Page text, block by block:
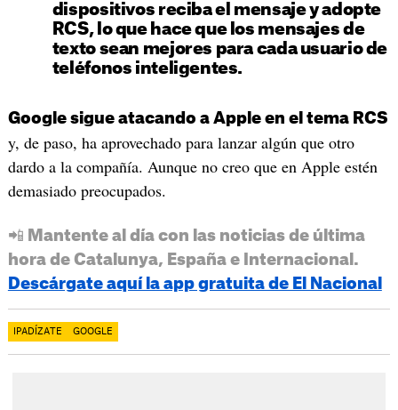
dispositivos reciba el mensaje y adopte
RCS, lo que hace que los mensajes de
texto sean mejores para cada usuario de
teléfonos inteligentes.
Google sigue atacando a Apple en el tema RCS
y, de paso, ha aprovechado para lanzar algún que otro
dardo a la compañía. Aunque no creo que en Apple estén
demasiado preocupados.
📲 Mantente al día con las noticias de última
hora de Catalunya, España e Internacional.
Descárgate aquí la app gratuita de El Nacional
IPADÍZATE GOOGLE